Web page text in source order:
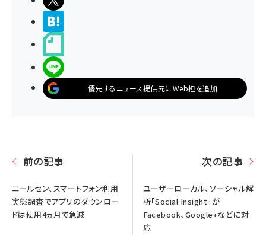
優先するニュース提供元にWeb担を追加
前の記事
ニールセン、スマートフォン利用
実態調査でアプリのダウンロー
ドは使用4ヵ月で急減
次の記事
ユーザーローカル、ソーシャル解
析「Social Insight」が
Facebook、Google+などに対
応